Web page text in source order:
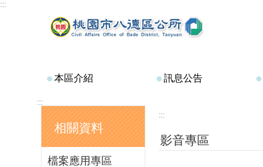
跳到主要內容區塊
:::
本區介紹 訊息公告
:::
相關資料
檔案應用專區
:::
影音專區